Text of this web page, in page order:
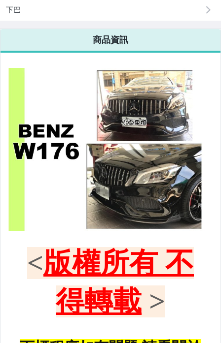
改裝=R8燈眉款DRL大燈
改裝=光圈魚眼大燈.一般魚眼大燈
手工改=3D/CCFL/COB光圈魚眼大燈
客製=光圈魚眼導光條日行燈系列
超薄型HID氙氣燈泡.大燈燈泡
通用型DRL日行燈.R8日行燈
原廠型=角燈.晶鑽.黑框.黃角燈
前保桿小燈.晶鑽.黑框小燈
LED側燈.晶鑽.燻黑.黃側燈
原廠型尾燈.紅白晶鑽尾燈
黑框尾燈.圓燈型尾燈.LED尾燈
前後保桿側燈.後保桿LED反光片
原廠型霧燈.晶鑽及燻黑霧燈.
各車系LED後保桿下霧燈
專用型魚眼霧燈.光圈魚眼霧燈
下巴
商品資訊